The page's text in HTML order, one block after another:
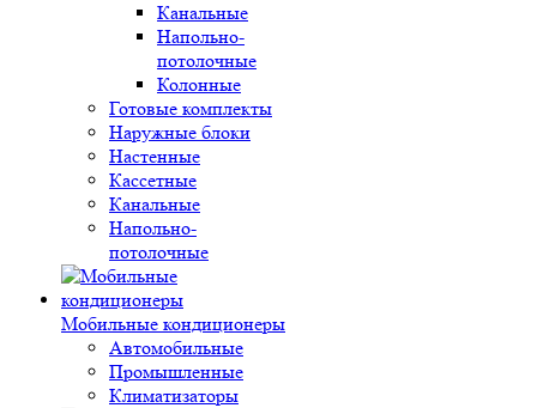
Канальные
Напольно-
потолочные
Колонные
Готовые комплекты
Наружные блоки
Настенные
Кассетные
Канальные
Напольно-
потолочные
Мобильные кондиционеры
Автомобильные
Промышленные
Климатизаторы